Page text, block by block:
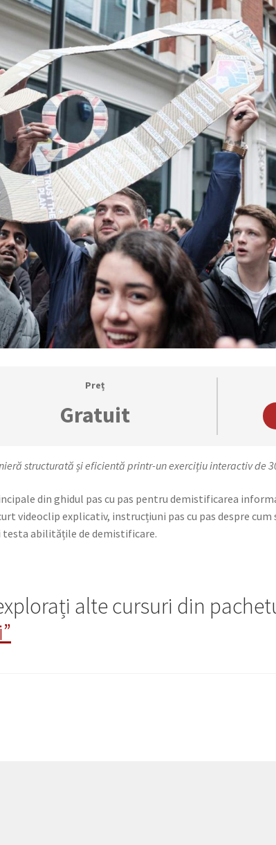
Preț
Gratuit
structurată și eficientă printr-un exercițiu interactiv de
din ghidul pas cu pas pentru demistificarea
videoclip explicativ, instrucțiuni pas cu pas despre
abilitățile de demistificare.
alte cursuri din